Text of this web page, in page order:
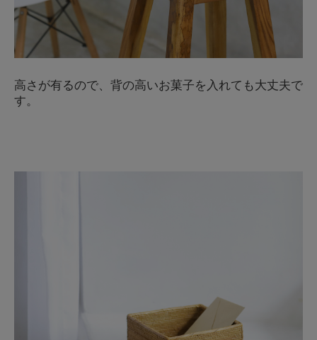
高さが有るので、背の高いお菓子を入れても大丈夫で
す。